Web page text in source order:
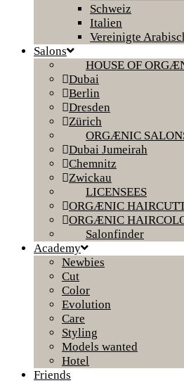
Schweiz
Italien
Vereinigte
Salons
HOUSE OF
Dubai
Berlin
Dresden
Zürich
ORGÆNIC
Dubai Jumeirah
Chemnitz
Zwickau
LICENSEES
ORGÆNIC
ORGÆNIC
Salonfinder
Academy
Newbies
Cut
Color
Evolution
Care
Styling
Models wanted
Hotel
Friends